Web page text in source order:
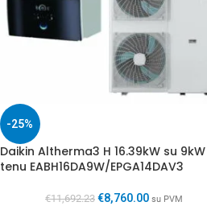
-25%
Daikin Altherma3 H 16.39kW su 9kW
tenu EABH16DA9W/EPGA14DAV3
€11,692.23 €8,760.00 su PVM